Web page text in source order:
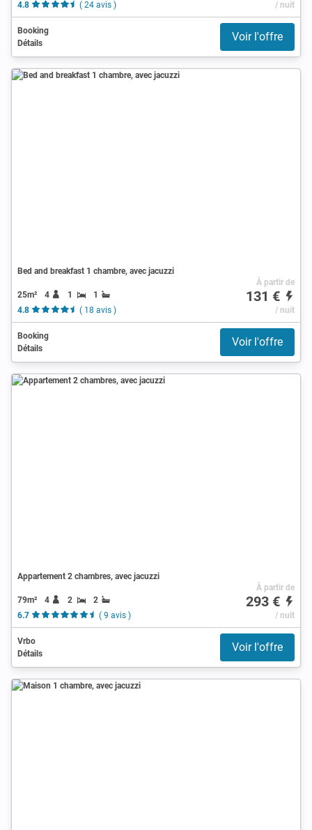
4.8 ( 24 avis ) / nuit
Booking
Détails
Voir l'offre
Bed and breakfast 1 chambre, avec jacuzzi
25m² 4 1
1
4.8
( 18 avis )
À partir de
131 €
/ nuit
Booking
Détails
Voir l'offre
Appartement 2 chambres, avec jacuzzi
79m² 4 2
2
6.7
( 9 avis )
À partir de
293 €
/ nuit
Vrbo
Détails
Voir l'offre